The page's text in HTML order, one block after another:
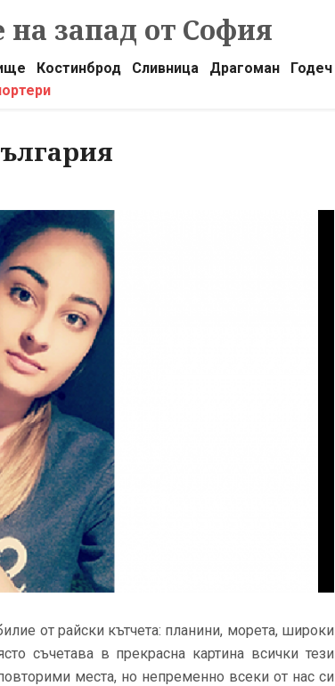
запад от София
Костинброд Сливница Драгоман Годеч
от райски кътчета: планини, морета, широки
съчетава в прекрасна картина всички тези
места, но непременно всеки от нас си